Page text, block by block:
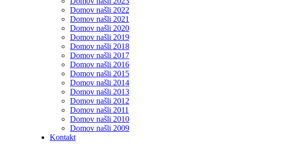
Domov našli 2022
Domov našli 2021
Domov našli 2020
Domov našli 2019
Domov našli 2018
Domov našli 2017
Domov našli 2016
Domov našli 2015
Domov našli 2014
Domov našli 2013
Domov našli 2012
Domov našli 2011
Domov našli 2010
Domov našli 2009
Kontakt